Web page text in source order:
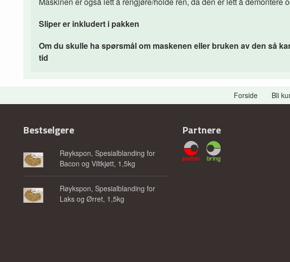
Sliper er inkludert i pakken
Om du skulle ha spørsmål om maskenen eller bruken av den så
tid
Forside Bli
Bestselgere
Røykspon, Spesialblanding for
Bacon og Viltkjøtt, 1,5kg
Røykspon, Spesialblanding for
Laks og Ørret, 1,5kg
Partnere